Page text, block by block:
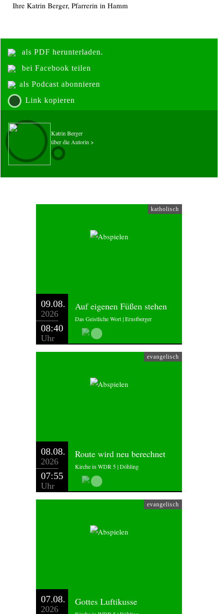
Ihre Katrin Berger, Pfarrerin in Hamm
als PDF herunterladen.
bei Facebook teilen
als Podcast abonnieren
Link kopieren
Katrin Berger
über die Autorin >
katholisch
09.08.
2026
08:40
Uhr
Auf eigenen Füßen stehen
Das Geistliche Wort | Ernstberger
evangelisch
08.08.
2026
07:55
Uhr
Route wird neu berechnet
Kirche in WDR 5 | Döhling
evangelisch
07.08.
2026
Gottes Luftikusse